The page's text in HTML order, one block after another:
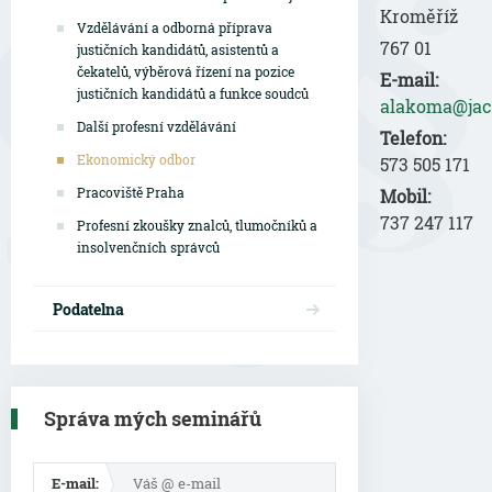
Vzdělávání a odborná příprava
justičních kandidátů, asistentů a
čekatelů, výběrová řízení na pozice
justičních kandidátů a funkce soudců
Další profesní vzdělávání
Ekonomický odbor
Pracoviště Praha
Profesní zkoušky znalců, tlumočníků a
insolvenčních správců
Podatelna
Správa mých seminářů
E-mail:
Kroměříž
767 01
E-mail:
Telefon:
573 505 171
Mobil:
737 247 117